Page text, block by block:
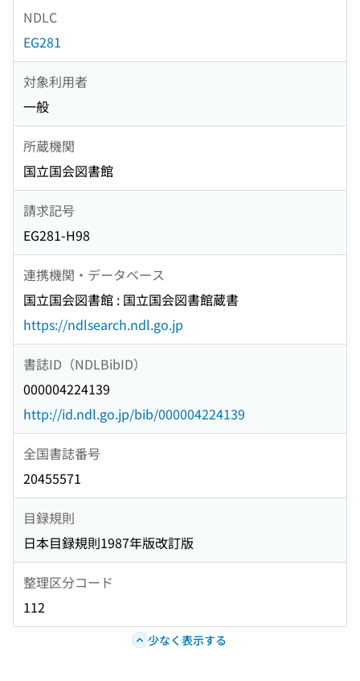
NDLC
EG281
対象利用者
一般
所蔵機関
国立国会図書館
請求記号
EG281-H98
連携機関・データベース
国立国会図書館 : 国立国会図書館蔵書
https://ndlsearch.ndl.go.jp
書誌ID（NDLBibID）
000004224139
http://id.ndl.go.jp/bib/000004224139
全国書誌番号
20455571
目録規則
日本目録規則1987年版改訂版
整理区分コード
112
少なく表示する